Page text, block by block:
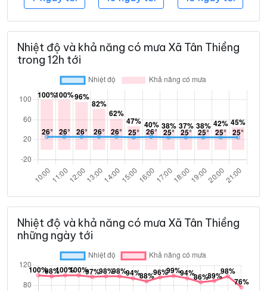
Nhiệt độ và khả năng có mưa Xã Tân Thiềng
trong 12h tới
Nhiệt độ và khả năng có mưa Xã Tân Thiềng
những ngày tới